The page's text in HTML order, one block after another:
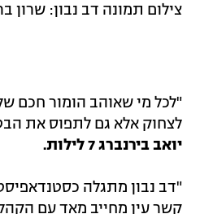
צילום תמונה דב נבון: שרון
"לכל מי שאוהב הומור חכם
לצחוק אלא גם לתפוס את הבטן...5
יואב בירנברג 7 לילות.
"דב נבון מתגלה
קשר עין מחייב מאד עם